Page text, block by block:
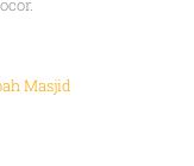
Masjid